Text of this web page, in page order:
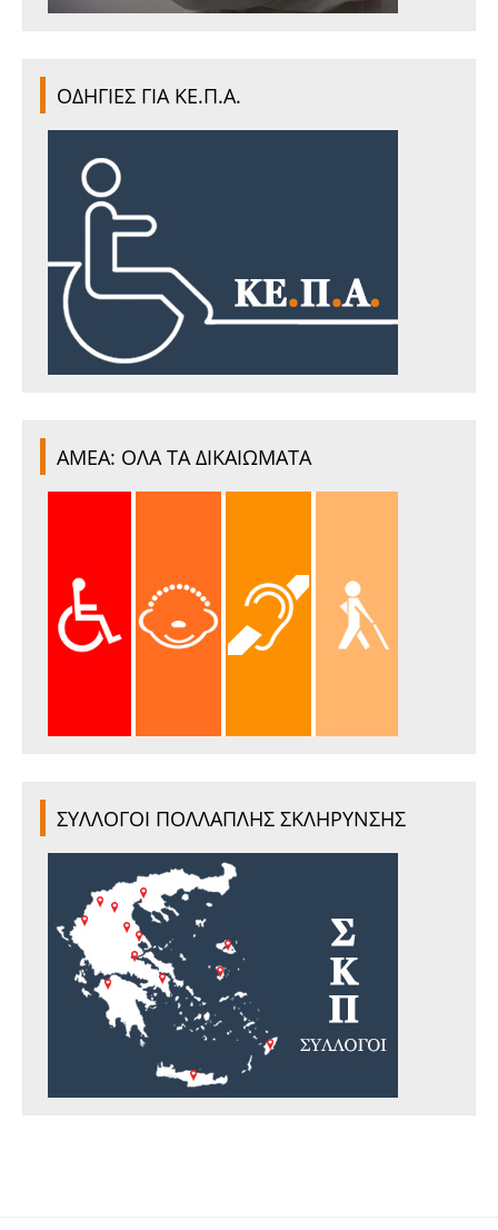
ΟΔΗΓΙΕΣ ΓΙΑ ΚΕ.Π.Α.
ΑΜΕΑ: ΟΛΑ ΤΑ ΔΙΚΑΙΩΜΑΤΑ
ΣΥΛΛΟΓΟΙ ΠΟΛΛΑΠΛΗΣ ΣΚΛΗΡΥΝΣΗΣ